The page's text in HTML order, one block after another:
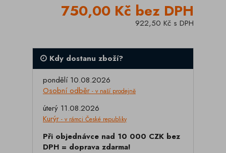
750,00 Kč bez DPH
922,50 Kč s DPH
Kdy dostanu zboží?
pondělí 10.08.2026
Osobní odběr - v naší prodejně
úterý 11.08.2026
Kurýr - v rámci České republiky
Při objednávce nad 10 000 CZK bez
DPH = doprava zdarma!